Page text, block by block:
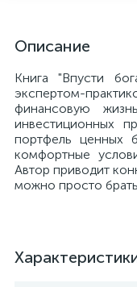
Описание
Книга "Впусти
экспертом-
финансовую
инвестиционных
портфель ценных
комфортные
Автор приводит
можно просто